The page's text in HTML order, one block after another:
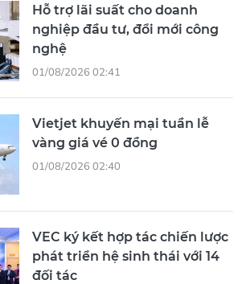
Hỗ trợ lãi suất cho doanh
nghiệp đầu tư, đổi mới công
nghệ
01/08/2026 02:41
Vietjet khuyến mại tuần lễ
vàng giá vé 0 đồng
01/08/2026 02:40
VEC ký kết hợp tác chiến lược
phát triển hệ sinh thái với 14
đối tác